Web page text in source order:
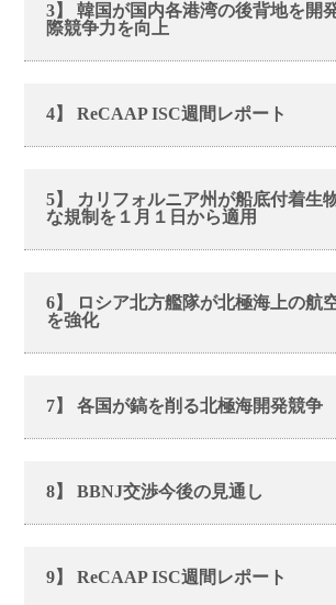
3】 韓国が国内各港湾の後背地を開
際競争力を向上
4】 ReCAAP ISC週間レポート
5】 カリフォルニア州が船底付着生
な規制を１月１日から適用
6】 ロシア北方艦隊が北極海上の航
を強化
7】 各国が鎬を削る北極海開発競争
8】 BBNJ交渉今後の見通し
9】 ReCAAP ISC週間レポート